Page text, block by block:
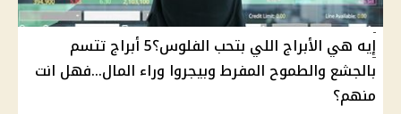
‏إيه هي الأبراج اللي بتحب الفلوس؟5 أبراج تتسم
بالجشع والطموح المفرط وبيجروا وراء المال...فهل انت
منهم؟